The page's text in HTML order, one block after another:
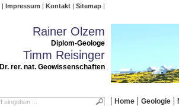
Impressum Kontakt Sitemap
Rainer Olzem
Diplom-Geologe
Timm Reisinger
Dr. rer. nat. Geowissenschaften
Home Geologie